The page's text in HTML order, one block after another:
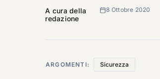
A cura della
redazione
8 Ottobre 2020
ARGOMENTI: Sicurezza